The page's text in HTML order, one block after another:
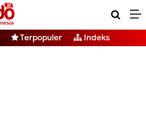
Terpopuler Indeks